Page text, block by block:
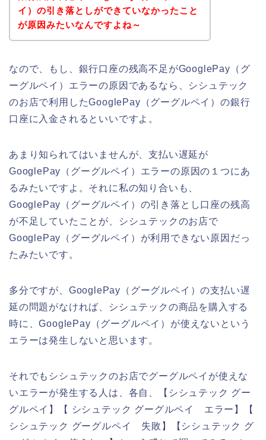
イ）の引き落としができていなかったこと
が原因みたいなんですよね～
なので、もし、銀行口座の残高不足がGooglePay（グ
ーグルペイ）エラーの原因であるなら、シシュテック
のお店で利用したGooglePay（グーグルペイ）の銀行
口座に入金されるといいですよ。
あまり知られてはいませんが、支払い遅延が
GooglePay（グーグルペイ）エラーの原因の１つにあ
るみたいですよ。それに私の知り合いも、
GooglePay（グーグルペイ）の引き落とし口座の残高
が不足していたことが、シシュテックのお店で
GooglePay（グーグルペイ）が利用できない原因だっ
たみたいです。
多分ですが、GooglePay（グーグルペイ）の支払い遅
延の問題がなければ、シシュテックの商品を購入する
時に、GooglePay（グーグルペイ）が使えないという
エラーは発生しないと思います。
それでもシシュテックのお店でグーグルペイが使えな
いエラーが発生する人は、各自、【シシュテック グー
グルペイ】【 シシュテック グーグルペイ エラー】【
シシュテック グーグルペイ 失敗】【シシュテック グ